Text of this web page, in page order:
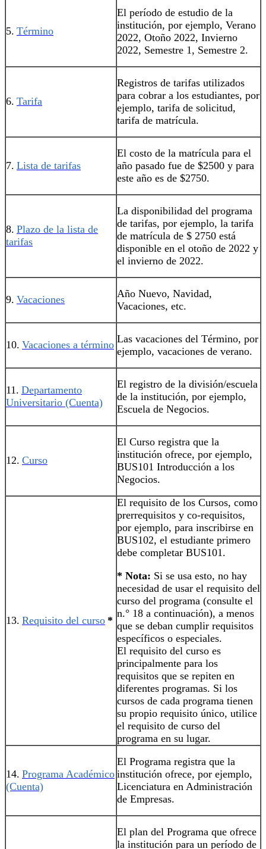
5. Término
El período de estudio de la
institución, por ejemplo, Verano
2022, Otoño 2022, Invierno
2022, Semestre 1, Semestre 2.
6. Tarifa
Registros de tarifas utilizados
para cobrar a los estudiantes, por
ejemplo, tarifa de solicitud,
tarifa de matrícula.
7. Lista de tarifas
El costo de la matrícula para el
año pasado fue de $2500 y para
este año es de $2750.
8. Plazo de la lista de
tarifas
La disponibilidad del programa
de tarifas, por ejemplo, la tarifa
de matrícula de $ 2750 está
disponible en el otoño de 2022 y
el invierno de 2022.
9. Vacaciones
Año Nuevo, Navidad,
Vacaciones, etc.
10. Vacaciones a término Las vacaciones del Término, por
ejemplo, vacaciones de verano.
11. Departamento
Universitario (Cuenta)
El registro de la división/escuela
de la institución, por ejemplo,
Escuela de Negocios.
12. Curso
El Curso registra que la
institución ofrece, por ejemplo,
BUS101 Introducción a los
Negocios.
13. Requisito del curso *
El requisito de los Cursos, como
prerrequisitos y co-requisitos,
por ejemplo, para inscribirse en
BUS102, el estudiante primero
debe completar BUS101.
* Nota: Si se usa esto, no hay
necesidad de usar el requisito del
curso del programa (consulte el
n.° 18 a continuación), a menos
que se deban cumplir requisitos
específicos o especiales.
El requisito del curso es
principalmente para los
requisitos que se repiten en
diferentes programas. Si los
cursos de cada programa tienen
su propio requisito único, utilice
el requisito de curso del
programa en su lugar.
14. Programa Académico
(Cuenta)
El Programa registra que la
institución ofrece, por ejemplo,
Licenciatura en Administración
de Empresas.
El plan del Programa que ofrece
la institución para un período de